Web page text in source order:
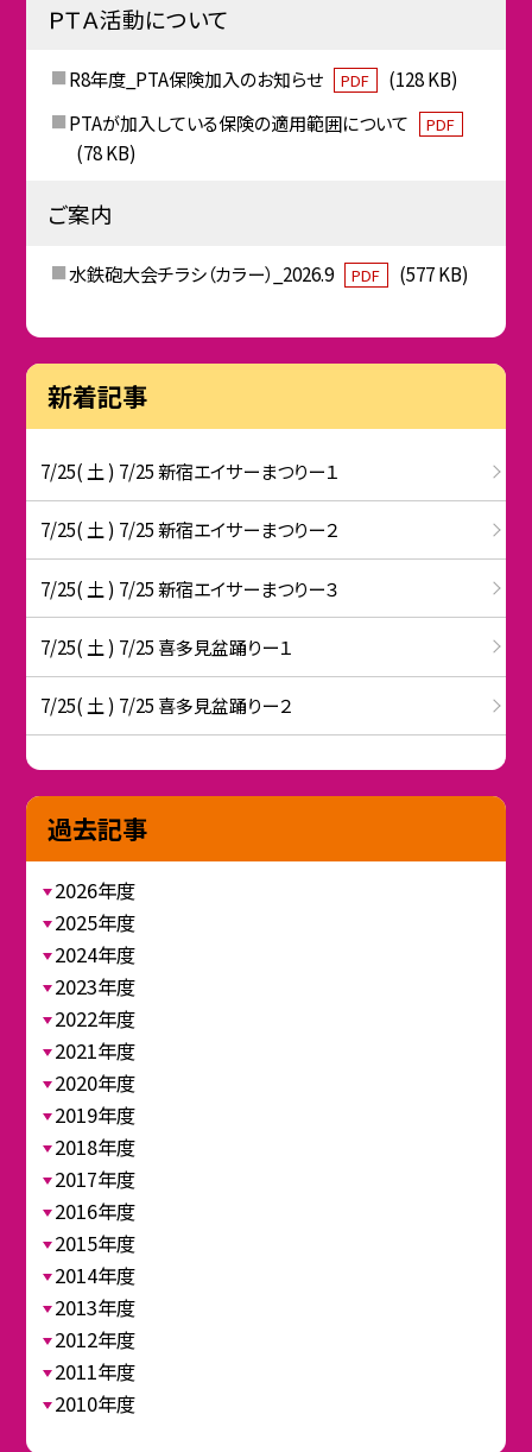
ＰＴＡ活動について
R8年度_PTA保険加入のお知らせ PDF
(128 KB)
PTAが加入している保険の適用範囲について
PDF
(78 KB)
ご案内
水鉄砲大会チラシ（カラー）_2026.9 PDF (577 KB)
新着記事
7/25( 土 ) 7/25 新宿エイサーまつりー１
7/25( 土 ) 7/25 新宿エイサーまつりー２
7/25( 土 ) 7/25 新宿エイサーまつりー３
7/25( 土 ) 7/25 喜多見盆踊りー１
7/25( 土 ) 7/25 喜多見盆踊りー２
過去記事
2026年度
2025年度
2024年度
2023年度
2022年度
2021年度
2020年度
2019年度
2018年度
2017年度
2016年度
2015年度
2014年度
2013年度
2012年度
2011年度
2010年度